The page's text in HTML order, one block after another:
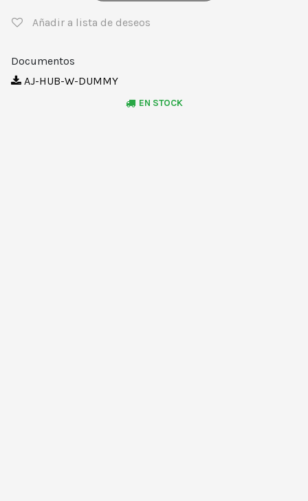
Añadir a lista de deseos
Documentos
AJ-HUB-W-DUMMY
EN STOCK